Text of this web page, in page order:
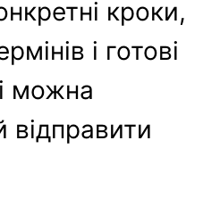
кроки,
і готові
можна
відправити